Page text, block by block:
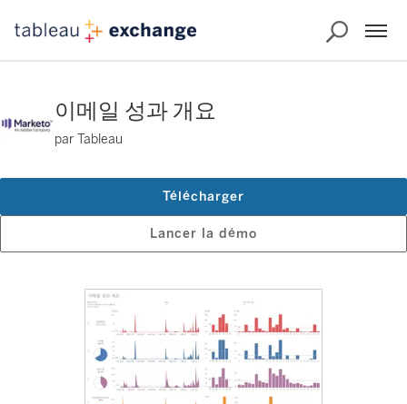
이메일 성과 개요
par Tableau
Lancer la démo
Télécharger